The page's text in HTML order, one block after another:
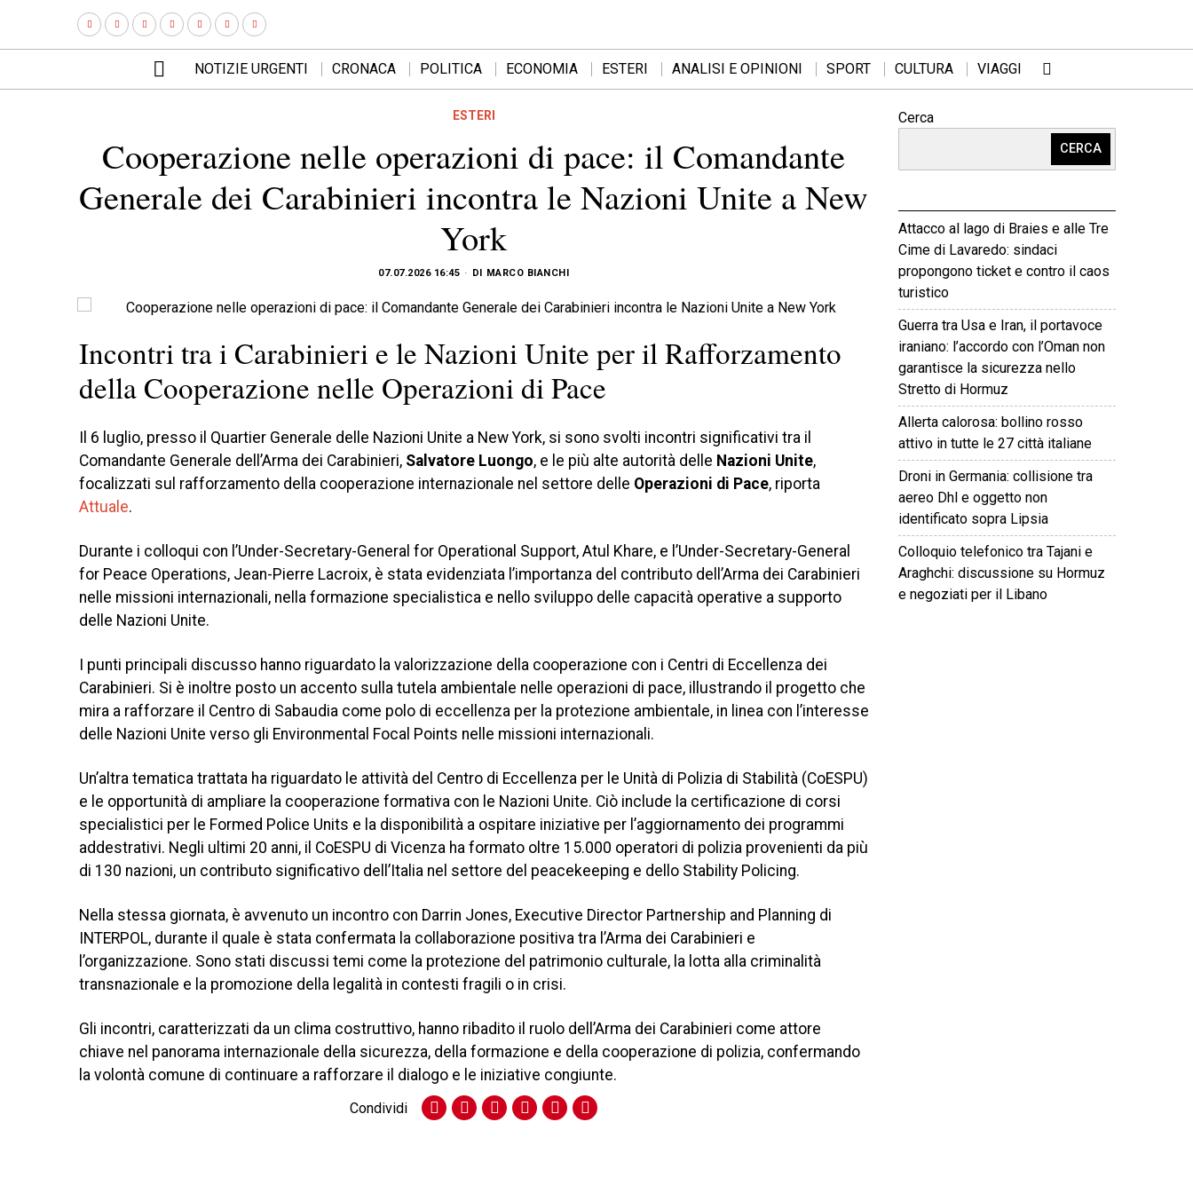
NOTIZIE URGENTI CRONACA POLITICA ECONOMIA ESTERI ANALISI E OPINIONI SPORT CULTURA VIAGGI
ESTERI
Cooperazione nelle operazioni di pace: il Comandante
Generale dei Carabinieri incontra le Nazioni Unite a New
York
07.07.2026 16:45 DI MARCO BIANCHI
Incontri tra i Carabinieri e le Nazioni Unite per il Rafforzamento
della Cooperazione nelle Operazioni di Pace
Il 6 luglio, presso il Quartier Generale delle Nazioni Unite a New York, si sono svolti incontri significativi tra il
Comandante Generale dell’Arma dei Carabinieri, Salvatore Luongo, e le più alte autorità delle Nazioni Unite,
focalizzati sul rafforzamento della cooperazione internazionale nel settore delle Operazioni di Pace, riporta
Attuale.
Durante i colloqui con l’Under-Secretary-General for Operational Support, Atul Khare, e l’Under-Secretary-General
for Peace Operations, Jean-Pierre Lacroix, è stata evidenziata l’importanza del contributo dell’Arma dei Carabinieri
nelle missioni internazionali, nella formazione specialistica e nello sviluppo delle capacità operative a supporto
delle Nazioni Unite.
I punti principali discusso hanno riguardato la valorizzazione della cooperazione con i Centri di Eccellenza dei
Carabinieri. Si è inoltre posto un accento sulla tutela ambientale nelle operazioni di pace, illustrando il progetto che
mira a rafforzare il Centro di Sabaudia come polo di eccellenza per la protezione ambientale, in linea con l’interesse
delle Nazioni Unite verso gli Environmental Focal Points nelle missioni internazionali.
Un’altra tematica trattata ha riguardato le attività del Centro di Eccellenza per le Unità di Polizia di Stabilità (CoESPU)
e le opportunità di ampliare la cooperazione formativa con le Nazioni Unite. Ciò include la certificazione di corsi
specialistici per le Formed Police Units e la disponibilità a ospitare iniziative per l’aggiornamento dei programmi
addestrativi. Negli ultimi 20 anni, il CoESPU di Vicenza ha formato oltre 15.000 operatori di polizia provenienti da più
di 130 nazioni, un contributo significativo dell’Italia nel settore del peacekeeping e dello Stability Policing.
Nella stessa giornata, è avvenuto un incontro con Darrin Jones, Executive Director Partnership and Planning di
INTERPOL, durante il quale è stata confermata la collaborazione positiva tra l’Arma dei Carabinieri e
l’organizzazione. Sono stati discussi temi come la protezione del patrimonio culturale, la lotta alla criminalità
transnazionale e la promozione della legalità in contesti fragili o in crisi.
Gli incontri, caratterizzati da un clima costruttivo, hanno ribadito il ruolo dell’Arma dei Carabinieri come attore
chiave nel panorama internazionale della sicurezza, della formazione e della cooperazione di polizia, confermando
la volontà comune di continuare a rafforzare il dialogo e le iniziative congiunte.
Condividi
Cerca
CERCA
Attacco al lago di Braies e alle Tre
Cime di Lavaredo: sindaci
propongono ticket e contro il caos
turistico
Guerra tra Usa e Iran, il portavoce
iraniano: l’accordo con l’Oman non
garantisce la sicurezza nello
Stretto di Hormuz
Allerta calorosa: bollino rosso
attivo in tutte le 27 città italiane
Droni in Germania: collisione tra
aereo Dhl e oggetto non
identificato sopra Lipsia
Colloquio telefonico tra Tajani e
Araghchi: discussione su Hormuz
e negoziati per il Libano